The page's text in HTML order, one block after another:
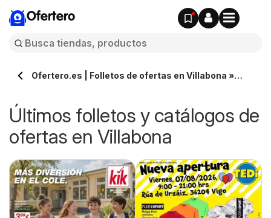
Ofertero
Ofertero.es | Folletos de ofertas en Villabona »
Últimos folletos y catálogos de
ofertas en Villabona